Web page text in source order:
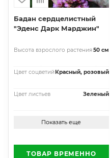
Бадан сердцелистный
"Эденс Дарк Марджин"
Высота взрослого растения50 см
Цвет соцветий Красный, розовый
Цвет листьев Зеленый
Показать еще
ТОВАР ВРЕМЕННО